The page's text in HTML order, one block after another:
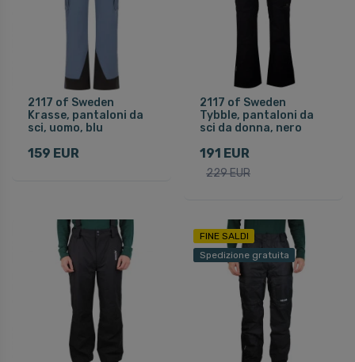
2117 of Sweden
Krasse, pantaloni da
sci, uomo, blu
159 EUR
2117 of Sweden
Tybble, pantaloni da
sci da donna, nero
191 EUR
229 EUR
FINE SALDI
Spedizione gratuita